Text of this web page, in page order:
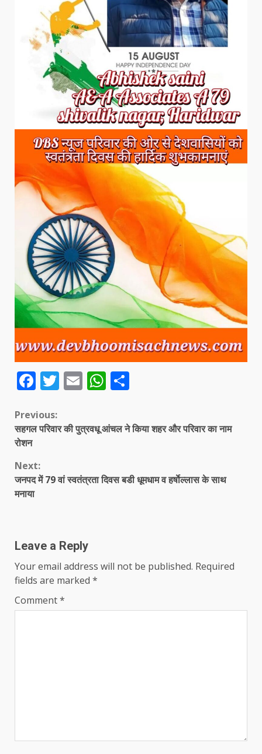
Facebook
Twitter
EmailWhatsApp
Continue
Reading
Previous:
सहगल परिवार की पुत्रवधू आंचल ने किया शहर और परिवार का नाम
रोशन
Next:
जनपद में 79 वां स्वतंत्रता दिवस बडी धूमधाम व हर्षाेल्लास के साथ
मनाया
Leave a Reply
Your email address will not be published. Required
fields are marked *
Comment*